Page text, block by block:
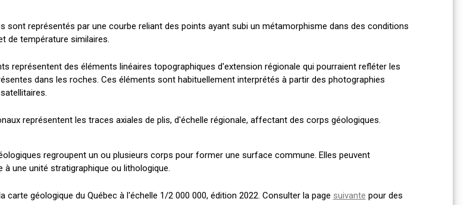
sont représentés par une courbe reliant des points ayant subi un métamorphisme dans des conditions
de température similaires.
représentent des éléments linéaires topographiques d'extension régionale qui pourraient refléter les
dans les roches. Ces éléments sont habituellement interprétés à partir des photographies
représentent les traces axiales de plis, d'échelle régionale, affectant des corps géologiques.
regroupent un ou plusieurs corps pour former une surface commune. Elles peuvent
à une unité stratigraphique ou lithologique.
carte géologique du Québec à l'échelle 1/2 000 000, édition 2022. Consulter la page suivante pour des